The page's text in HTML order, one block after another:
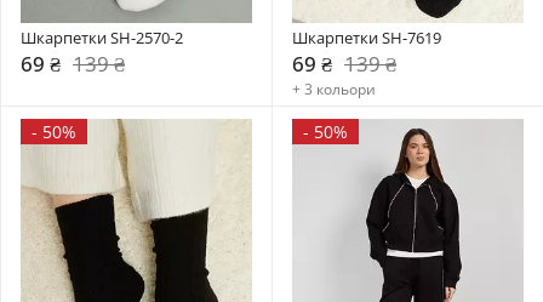
Шкарпетки SH-2570-2
69 ₴ 139 ₴
Шкарпетки SH-7619
69 ₴ 139 ₴
+ 3 кольори
- 50% - 50%